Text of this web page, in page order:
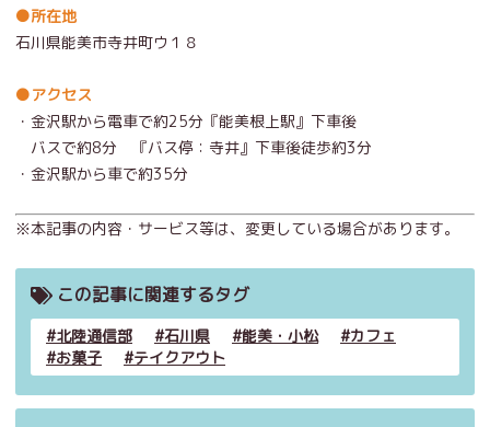
●所在地
石川県能美市寺井町ウ１８
●アクセス
・金沢駅から電車で約25分『能美根上駅』下車後
バスで約8分 『バス停：寺井』下車後徒歩約3分
・金沢駅から車で約35分
※本記事の内容・サービス等は、変更している場合があります。
この記事に関連するタグ
北陸通信部 石川県 能美・小松
カフェ
お菓子
テイクアウト